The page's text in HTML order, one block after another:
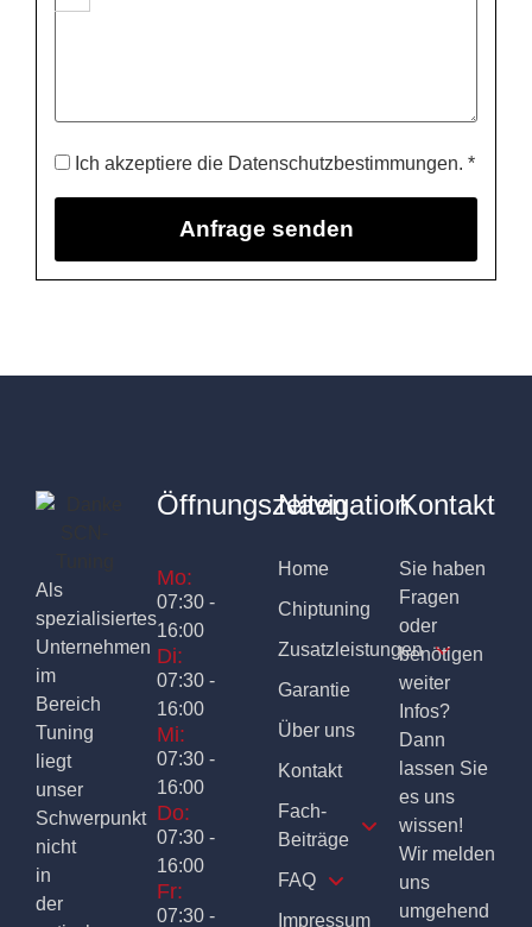
Ich akzeptiere die Datenschutzbestimmungen. *
Als
spezialisiertes
Unternehmen
im
Bereich
Tuning
liegt
unser
Schwerpunkt
nicht
in
der
Öffnungszeiten
Mo:
07:30 -
16:00
Di:
07:30 -
16:00
Mi:
07:30 -
16:00
Do:
07:30 -
16:00
Fr:
07:30 -
Navigation
Home
Chiptuning
Zusatzleistungen
Garantie
Über uns
Kontakt
Fach-
Beiträge
FAQ
Impressum
Kontakt
Sie haben
Fragen
oder
benötigen
weiter
Infos?
Dann
lassen Sie
es uns
wissen!
Wir melden
uns
umgehend